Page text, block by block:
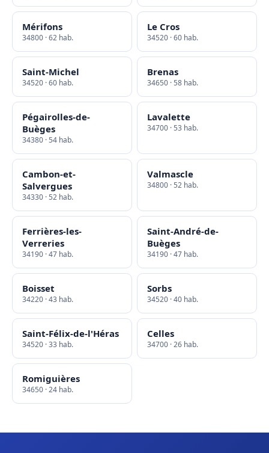
Mérifons
34800 · 62 hab.
Le Cros
34520 · 60 hab.
Saint-Michel
34520 · 60 hab.
Brenas
34650 · 58 hab.
Pégairolles-de-
Buèges
34380 · 54 hab.
Lavalette
34700 · 53 hab.
Cambon-et-
Salvergues
34330 · 52 hab.
Valmascle
34800 · 52 hab.
Ferrières-les-
Verreries
34190 · 47 hab.
Saint-André-de-
Buèges
34190 · 47 hab.
Boisset
34220 · 43 hab.
Sorbs
34520 · 40 hab.
Saint-Félix-de-l'Héras
34520 · 33 hab.
Celles
34700 · 26 hab.
Romiguières
34650 · 24 hab.